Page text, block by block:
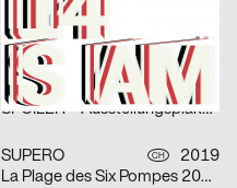
Arbnore Toska
Seen 2.31 PM
SMILEINITIALPLUS
2019
SPOILER – Ausstellungsplakate
SUPERO CH
2019
La Plage des Six Pompes 2019